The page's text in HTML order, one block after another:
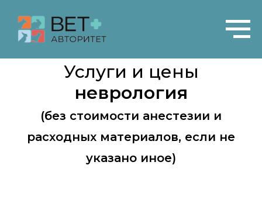
Услуги и цены
неврология
(без стоимости анестезии и
расходных материалов, если не
указано иное)